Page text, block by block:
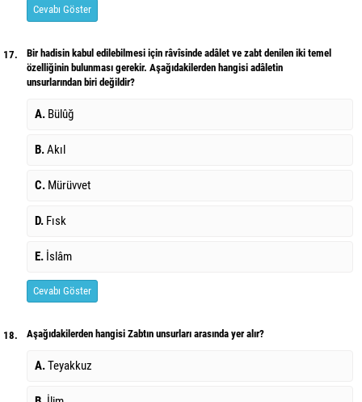
Cevabı Göster
17.
Bir hadisin kabul edilebilmesi için râvîsinde adâlet ve zabt denilen iki temel
özelliğinin bulunması gerekir. Aşağıdakilerden hangisi adâletin
unsurlarından biri değildir?
A. Bülûğ
B.Akıl
C. Mürüvvet
D. Fısk
E. İslâm
Cevabı Göster
18. Aşağıdakilerden hangisi Zabtın unsurları arasında yer alır?
A.Teyakkuz